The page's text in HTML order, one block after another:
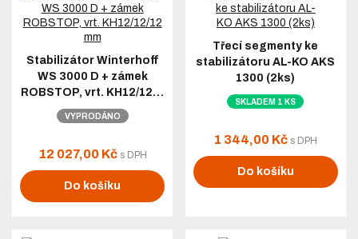
Stabilizátor Winterhoff
WS 3000 D + zámek
ROBSTOP, vrt. KH12/12…
VYPRODÁNO
12 027,00 Kč s DPH
Do košíku
Třecí segmenty ke
stabilizátoru AL-KO AKS
1300 (2ks)
SKLADEM 1 KS
1 344,00 Kč s DPH
Do košíku